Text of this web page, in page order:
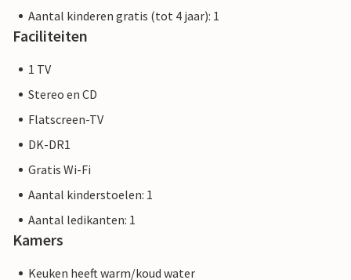
Aantal kinderen gratis (tot 4 jaar): 1
Faciliteiten
1 TV
Stereo en CD
Flatscreen-TV
DK-DR1
Gratis Wi-Fi
Aantal kinderstoelen: 1
Aantal ledikanten: 1
Kamers
Keuken heeft warm/koud water